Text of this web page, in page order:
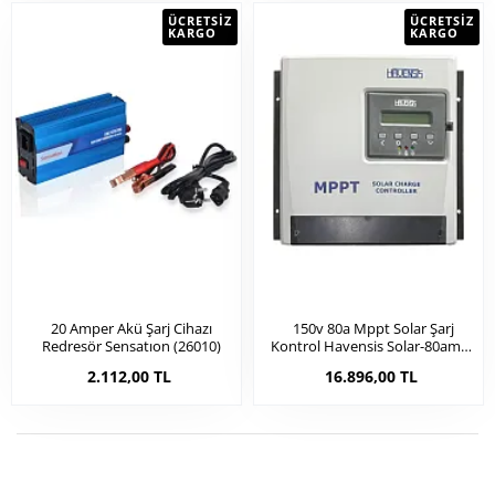
ÜCRETSIZ
KARGO
20 Amper Akü Şarj Cihazı
Redresör Sensatıon (26010)
2.112,00 TL
ÜCRETSIZ
KARGO
150v 80a Mppt Solar Şarj
Kontrol Havensis Solar-80amps
16.896,00 TL